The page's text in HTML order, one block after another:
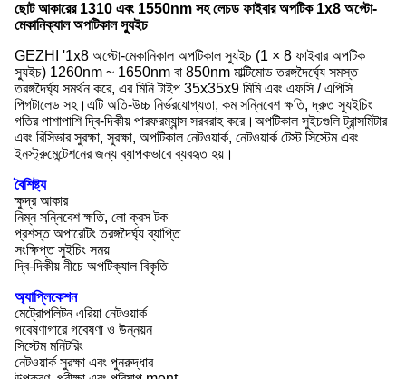
ছোট আকারের 1310 এবং 1550nm সহ লেচড ফাইবার অপটিক 1x8 অপ্টো-
মেকানিক্যাল অপটিকাল স্যুইচ
GEZHI '1x8 অপ্টো-মেকানিকাল অপটিকাল স্যুইচ (1 × 8 ফাইবার অপটিক
স্যুইচ) 1260nm ~ 1650nm বা 850nm মাল্টিমোড তরঙ্গদৈর্ঘ্যে সমস্ত
তরঙ্গদৈর্ঘ্য সমর্থন করে, এর মিনি টাইপ 35x35x9 মিমি এবং এফসি / এপিসি
পিগটালেড সহ।এটি অতি-উচ্চ নির্ভরযোগ্যতা, কম সন্নিবেশ ক্ষতি, দ্রুত স্যুইচিং
গতির পাশাপাশি দ্বি-দিকীয় পারফরম্যান্স সরবরাহ করে।অপটিকাল সুইচগুলি ট্রান্সমিটার
এবং রিসিভার সুরক্ষা, সুরক্ষা, অপটিকাল নেটওয়ার্ক, নেটওয়ার্ক টেস্ট সিস্টেম এবং
ইনস্ট্রুমেন্টেশনের জন্য ব্যাপকভাবে ব্যবহৃত হয়।
বৈশিষ্ট্য
ক্ষুদ্র আকার
নিম্ন সন্নিবেশ ক্ষতি, লো ক্রস টক
প্রশস্ত অপারেটিং তরঙ্গদৈর্ঘ্য ব্যাপ্তি
সংক্ষিপ্ত সুইচিং সময়
দ্বি-দিকীয় নীচে অপটিক্যাল বিকৃতি
অ্যাপ্লিকেশন
মেট্রোপলিটন এরিয়া নেটওয়ার্ক
গবেষণাগারে গবেষণা ও উন্নয়ন
সিস্টেম মনিটরিং
নেটওয়ার্ক সুরক্ষা এবং পুনরুদ্ধার